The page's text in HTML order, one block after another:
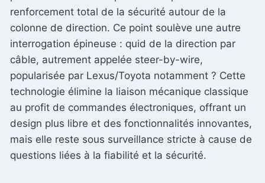
renforcement total de la sécurité autour de la
colonne de direction. Ce point soulève une autre
interrogation épineuse : quid de la direction par
câble, autrement appelée steer-by-wire,
popularisée par Lexus/Toyota notamment ? Cette
technologie élimine la liaison mécanique classique
au profit de commandes électroniques, offrant un
design plus libre et des fonctionnalités innovantes,
mais elle reste sous surveillance stricte à cause de
questions liées à la fiabilité et la sécurité.